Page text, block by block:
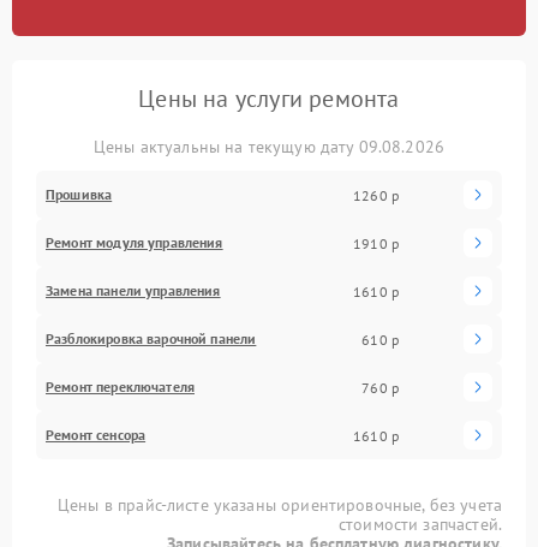
Цены на услуги ремонта
Цены актуальны на текущую дату 09.08.2026
Прошивка 1260 р
Ремонт модуля управления 1910 р
Замена панели управления 1610 р
Разблокировка варочной панели 610 р
Ремонт переключателя 760 р
Ремонт сенсора 1610 р
Цены в прайс-листе указаны ориентировочные, без учета
стоимости запчастей.